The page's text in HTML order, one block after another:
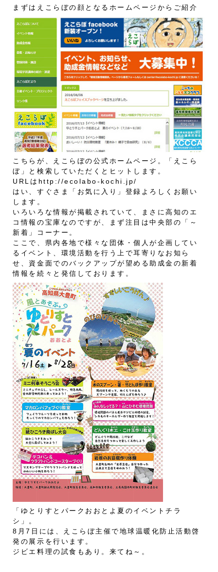
まずはえこらぼの顔となるホームページからご紹介
こちらが、えこらぼの公式ホームページ。「えこら
ぼ」と検索していただくとヒットします。
URLは http://ecolabo-kochi.jp/
はい、すぐさま「お気に入り」登録よろしくお願い
します。
いろいろな情報が掲載されていて、まさに高知のエ
コ情報の宝庫なのですが、まず注目は中央部の「～
新着」コーナー。
ここで、県内各地で様々な団体・個人が企画してい
るイベント、環境活動を行う上で耳寄りなお知ら
せ、資金面でのバックアップが望める助成金の新着
情報を続々と発信しております。
「ゆとりすとパークおおとよ夏のイベントチラ
シ」。
8月7日には、えこらぼ主催で地球温暖化防止活動啓
発の展示を行います。
ジビエ料理の試食もあり。来てね～。